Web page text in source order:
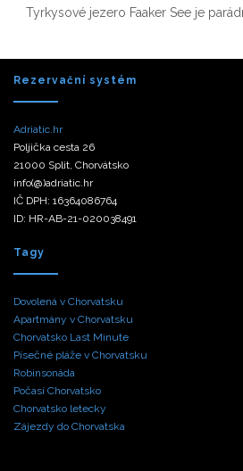
Tyrkysové jezero Faaker See je
Rezervační systém
Adriatic.hr
Poljička cesta 26
21000 Split, Chorvátsko
info(@)adriatic.hr
IČ DPH: 16364086764
ID: HR-AB-21-020038491
Tagy
Dovolená v Chorvatsku
Apartmány v Chorvatsku
Chorvatsko Last Minute
Písečné pláže v Chorvatsku
Robinsonáda
Počasí Chorvatsko
Chorvatsko letecky
Zájezdy do Chorvatska